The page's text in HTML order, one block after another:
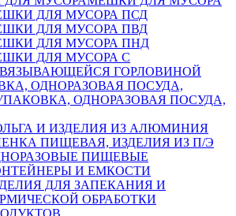
ДЛЯ МУСОРА ПСД
ДЛЯ МУСОРА ПВД
ДЛЯ МУСОРА ПНД
ДЛЯ МУСОРА С
ГОРЛОВИНОЙ
ОДНОРАЗОВАЯ ПОСУДА,
ОДНОРАЗОВАЯ ПОСУДА,
И ИЗДЕЛИЯ ИЗ АЛЮМИНИЯ
ПИЩЕВАЯ, ИЗДЕЛИЯ ИЗ П/Э
ПИЩЕВЫЕ
И ЕМКОСТИ
ДЛЯ ЗАПЕКАНИЯ И
ОБРАБОТКИ